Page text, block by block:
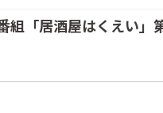
「居酒屋はくえい」